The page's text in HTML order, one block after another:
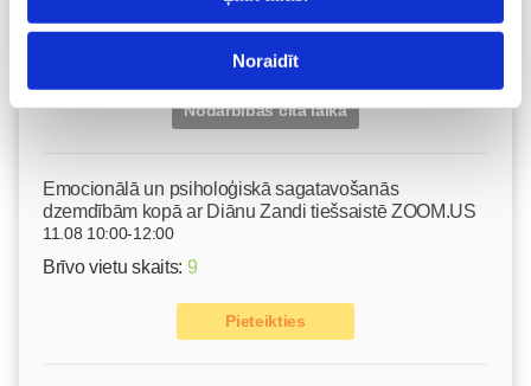
Noraidīt
10.08 11:30-15:30
Nodarbības citā laikā
Emocionālā un psiholoģiskā sagatavošanās
dzemdībām kopā ar Diānu Zandi tiešsaistē ZOOM.US
11.08 10:00-12:00
Brīvo vietu skaits: 9
Pieteikties